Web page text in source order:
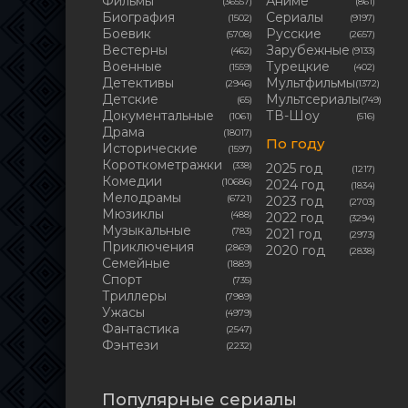
Биография (1502)
Боевик (5708)
Вестерны (462)
Военные (1559)
Детективы (2946)
Детские (65)
Документальные (1061)
Драма (18017)
Исторические (1597)
Короткометражки (338)
Комедии (10686)
Мелодрамы (6721)
Мюзиклы (488)
Музыкальные (783)
Приключения (2869)
Семейные (1889)
Cпорт (735)
Триллеры (7989)
Ужасы (4979)
Фантастика (2547)
Фэнтези (2232)
Сериалы (9197)
Русские (2657)
Зарубежные (9133)
Турецкие (402)
Мультфильмы(1372)
Мультсериалы(749)
ТВ-Шоу (516)
По году
2025 год (1217)
2024 год (1834)
2023 год (2703)
2022 год (3294)
2021 год (2973)
2020 год (2838)
Популярные сериалы